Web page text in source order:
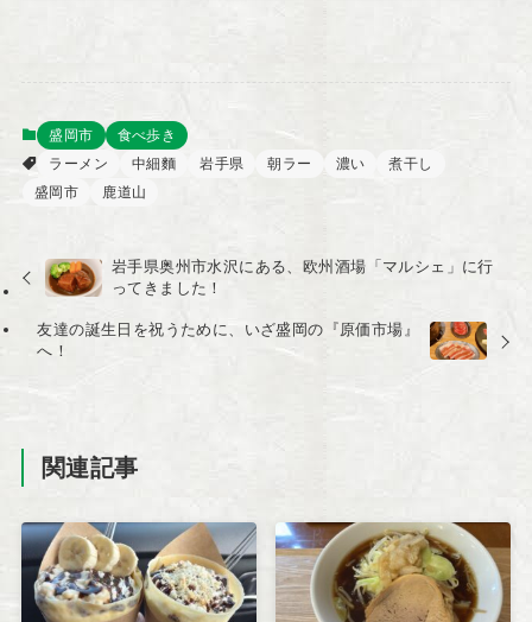
盛岡市
食べ歩き
ラーメン
中細麵 岩手県 朝ラー 濃い
煮干し
盛岡市
鹿道山
岩手県奥州市水沢にある、欧州酒場「マルシェ」に行
ってきました！
友達の誕生日を祝うために、いざ盛岡の『原価市場』
へ！
関連記事